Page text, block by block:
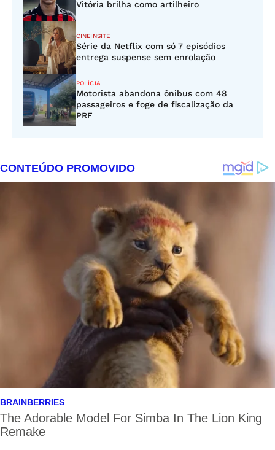
Vitória brilha como artilheiro
CINEINSITE
Série da Netflix com só 7 episódios
entrega suspense sem enrolação
POLÍCIA
Motorista abandona ônibus com 48
passageiros e foge de fiscalização da
PRF